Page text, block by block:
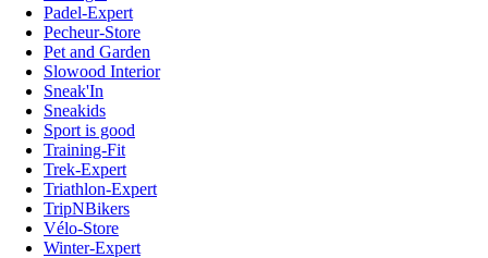
Padel-Expert
Pecheur-Store
Pet and Garden
Slowood Interior
Sneak'In
Sneakids
Sport is good
Training-Fit
Trek-Expert
Triathlon-Expert
TripNBikers
Vélo-Store
Winter-Expert